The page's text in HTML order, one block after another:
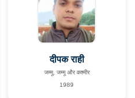
दीपक राही
जम्मू, जम्मू और कश्मीर
1989